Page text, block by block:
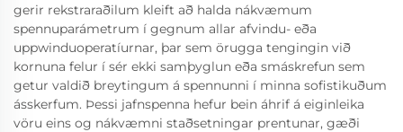
gerir rekstraraðilum kleift að halda nákvæmum
spennuparámetrum í gegnum allar afvindu- eða
uppwinduoperatíurnar, þar sem örugga tengingin við
kornuna felur í sér ekki samþyglun eða smáskrefun sem
getur valdið breytingum á spennunni í minna sofistikuðum
ásskerfum. Þessi jafnspenna hefur bein áhrif á eiginleika
vöru eins og nákvæmni staðsetningar prentunar, gæði